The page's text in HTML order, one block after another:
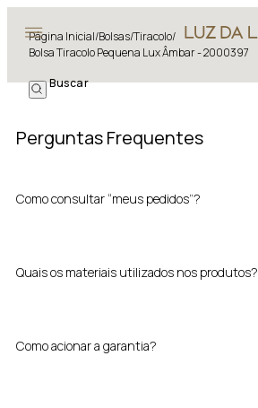
Página Inicial/Bolsas/Tiracolo/
Bolsa Tiracolo Pequena Lux Âmbar - 2000397
Perguntas Frequentes
Como consultar “meus pedidos”?
Quais os materiais utilizados nos produtos?
Como acionar a garantia?